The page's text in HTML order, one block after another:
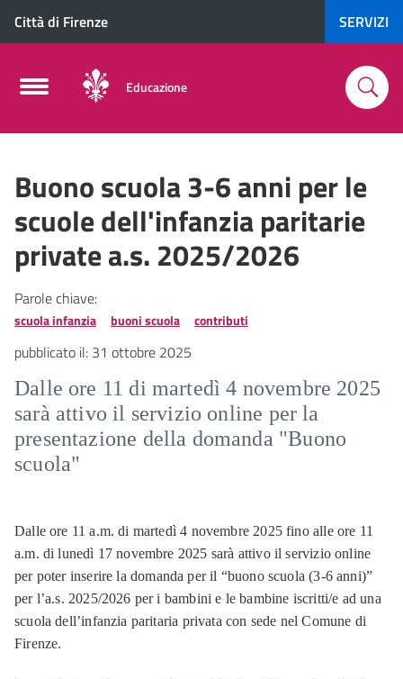
Città di Firenze SERVIZI
Educazione
Buono scuola 3-6 anni per le
scuole dell'infanzia paritarie
private a.s. 2025/2026
Parole chiave:
scuola infanzia buoni scuola contributi
pubblicato il: 31 ottobre 2025
Dalle ore 11 di martedì 4 novembre 2025
sarà attivo il servizio online per la
presentazione della domanda "Buono
scuola"
Dalle ore 11 a.m. di martedì 4 novembre 2025 fino alle ore 11
a.m. di lunedì 17 novembre 2025 sarà attivo il servizio online
per poter inserire la domanda per il “buono scuola (3-6 anni)”
per l’a.s. 2025/2026 per i bambini e le bambine iscritti/e ad una
scuola dell’infanzia paritaria privata con sede nel Comune di
Firenze.